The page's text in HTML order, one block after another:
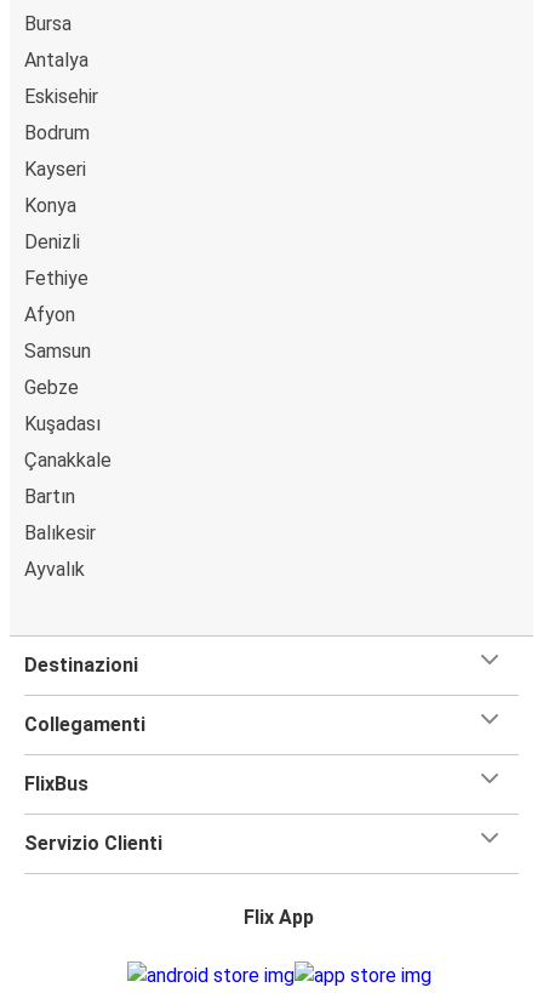
Bursa
Antalya
Eskisehir
Bodrum
Kayseri
Konya
Denizli
Fethiye
Afyon
Samsun
Gebze
Kuşadası
Çanakkale
Bartın
Balıkesir
Ayvalık
Destinazioni
Collegamenti
FlixBus
Servizio Clienti
Flix App